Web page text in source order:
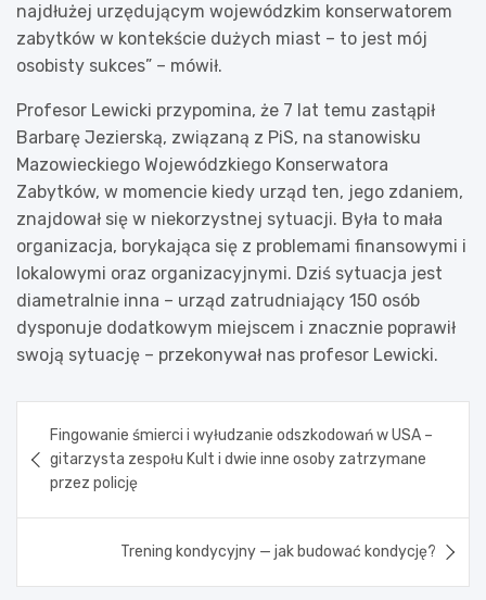
najdłużej urzędującym wojewódzkim konserwatorem
zabytków w kontekście dużych miast – to jest mój
osobisty sukces” – mówił.
Profesor Lewicki przypomina, że 7 lat temu zastąpił
Barbarę Jezierską, związaną z PiS, na stanowisku
Mazowieckiego Wojewódzkiego Konserwatora
Zabytków, w momencie kiedy urząd ten, jego zdaniem,
znajdował się w niekorzystnej sytuacji. Była to mała
organizacja, borykająca się z problemami finansowymi i
lokalowymi oraz organizacyjnymi. Dziś sytuacja jest
diametralnie inna – urząd zatrudniający 150 osób
dysponuje dodatkowym miejscem i znacznie poprawił
swoją sytuację – przekonywał nas profesor Lewicki.
wpisu
Fingowanie śmierci i wyłudzanie odszkodowań w USA –
gitarzysta zespołu Kult i dwie inne osoby zatrzymane
przez policję
Trening kondycyjny — jak budować kondycję?